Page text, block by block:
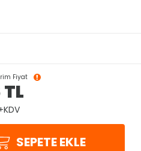
Fiyat
TL
SEPETE EKLE